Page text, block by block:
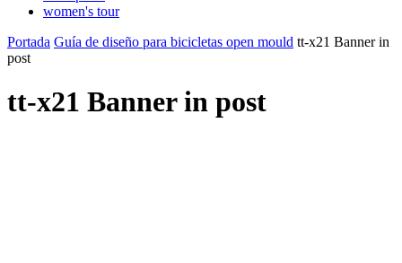
women's tour
Portada Guía de diseño para bicicletas open mould tt-x21 Banner in
post
tt-x21 Banner in post